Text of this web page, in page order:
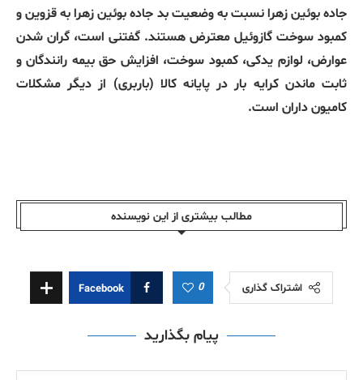
جاده بوئین زهرا نسبت به وضعیت بد جاده بوئین زهرا به قزوین و
کمبود سوخت گازوئیل معترض هستند. گفتنی است، گران شدن
عوارض، لوازم یدکی، کمبود سوخت، افزایش حق بیمه رانندگان و
ثابت ماندن کرایه بار در پایانه کالا (باربری) از دیگر مشکلات
کامیون داران است.
مطالب بیشتری از این نویسندە
اشتراک گذاری 0
Facebook
پیام بگذارید